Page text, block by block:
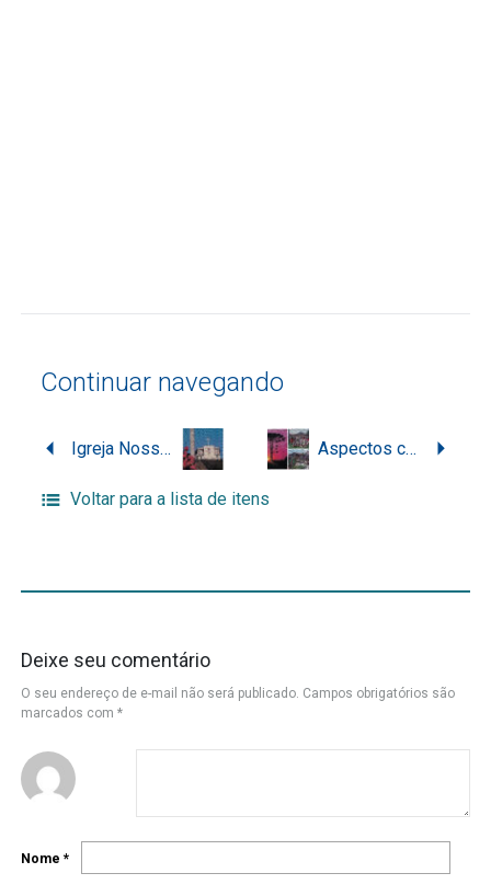
Continuar navegando
Igreja Nossa Senhora Aparecida, situado no Bairro Oxford, em São Bento do Sul Aspectos culturais e naturais do município de São Bento do Sul
Voltar para a lista de itens
Deixe seu comentário
O seu endereço de e-mail não será publicado. Campos obrigatórios são
marcados com *
Nome *